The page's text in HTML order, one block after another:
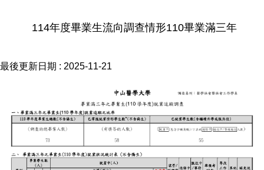
114年度畢業生流向調查情形110畢業滿三年
最後更新日期 : 2025-11-21